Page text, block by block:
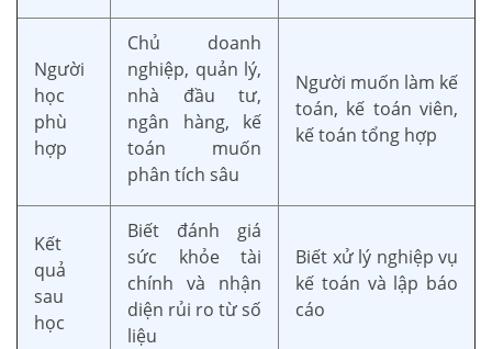
Người
học
phù
hợp
Chủ doanh
nghiệp, quản lý,
nhà đầu tư,
ngân hàng, kế
toán muốn
phân tích sâu
Người muốn làm kế
toán, kế toán viên,
kế toán tổng hợp
Kết
quả
sau
học
Biết đánh giá
sức khỏe tài
chính và nhận
diện rủi ro từ số
liệu
Biết xử lý nghiệp vụ
kế toán và lập báo
cáo